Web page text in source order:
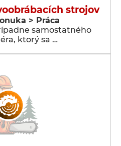
strojov
> Práca
samostatného
ktorý sa …